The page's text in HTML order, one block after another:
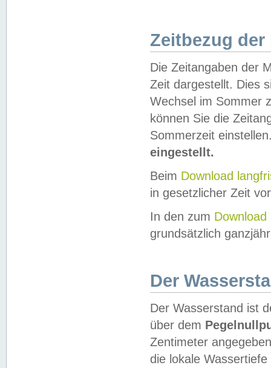
Zeitbezug der
Die Zeitangaben der
Zeit dargestellt. Dies
Wechsel im Sommer
können Sie die
Sommerzeit
eingestellt.
Beim Download
in gesetzlicher Zeit
In den zum Download
grundsätzlich
Der
Der Wasserstand ist
über dem
Zentimeter
die lokale